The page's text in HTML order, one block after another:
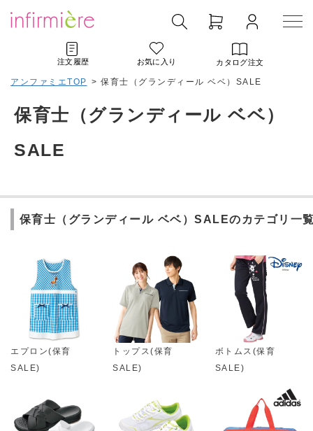
注文履歴 お気に入り カタログ注文
アンファミエTOP > 保育士（グランディール ベベ）SALE
保育士（グランディール ベベ）
SALE
保育士（グランディール ベベ）SALEのカテゴリ一
エプロン(保育
SALE)
トップス(保育
SALE)
ボトムス(保育
SALE)